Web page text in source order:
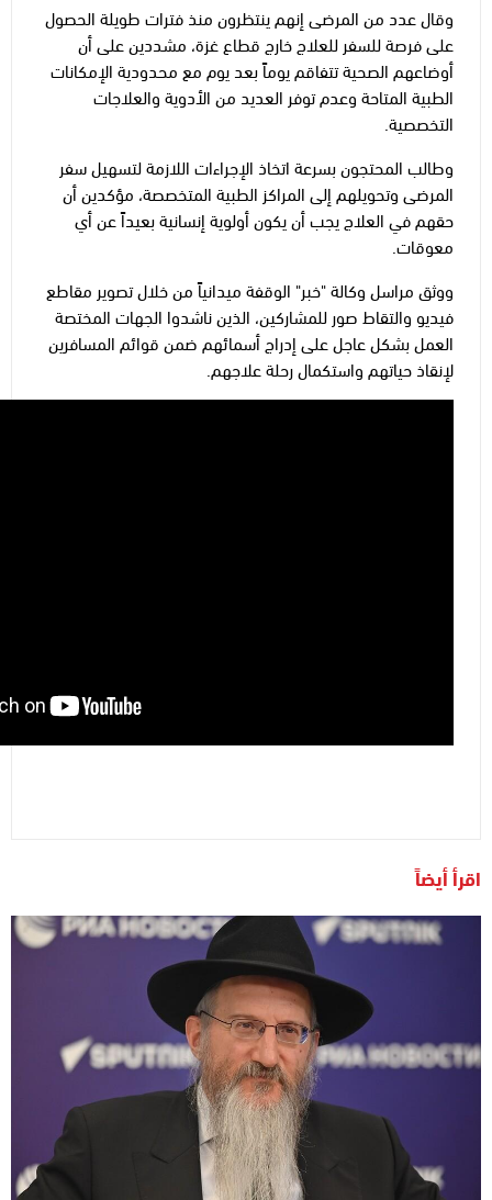
وقال عدد من المرضى إنهم ينتظرون منذ فترات طويلة الحصول
على فرصة للسفر للعلاج خارج قطاع غزة، مشددين على أن
أوضاعهم الصحية تتفاقم يوماً بعد يوم مع محدودية الإمكانات
الطبية المتاحة وعدم توفر العديد من الأدوية والعلاجات
التخصصية.
وطالب المحتجون بسرعة اتخاذ الإجراءات اللازمة لتسهيل سفر
المرضى وتحويلهم إلى المراكز الطبية المتخصصة، مؤكدين أن
حقهم في العلاج يجب أن يكون أولوية إنسانية بعيداً عن أي
معوقات.
ووثق مراسل وكالة "خبر" الوقفة ميدانياً من خلال تصوير مقاطع
فيديو والتقاط صور للمشاركين، الذين ناشدوا الجهات المختصة
العمل بشكل عاجل على إدراج أسمائهم ضمن قوائم المسافرين
لإنقاذ حياتهم واستكمال رحلة علاجهم.
اقرأ أيضاً